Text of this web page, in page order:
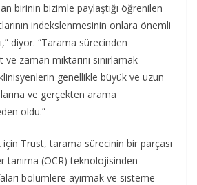
birinin bizimle paylaştığı öğrenilen
indekslenmesinin onlara önemli
diyor. “Tarama sürecinden
zaman miktarını sınırlamak
genellikle büyük ve uzun
ve gerçekten arama
oldu.”
Trust, tarama sürecinin bir parçası
tanıma (OCR) teknolojisinden
bölümlere ayırmak ve sisteme